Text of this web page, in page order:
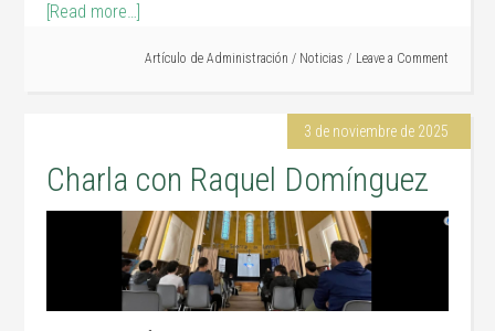
[Read more…]
Artículo de Administración / Noticias Leave a Comment
3 de noviembre de 2025
Charla con Raquel Domínguez